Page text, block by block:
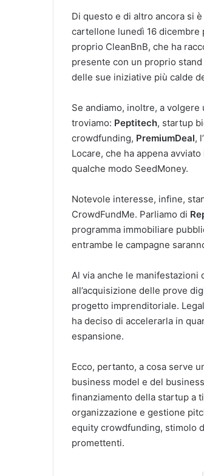
Di questo e di altro ancora si
cartellone lunedì 16 dicembre
proprio CleanBnB, che ha
presente con un proprio
delle sue iniziative più calde
Se andiamo, inoltre, a
troviamo: Peptitech, startup
crowdfunding, PremiumDeal,
Locare, che ha appena
qualche modo SeedMoney.
Notevole interesse, infine,
CrowdFundMe. Parliamo di
programma immobiliare
entrambe le campagne
Al via anche le manifestazioni
all’acquisizione delle prove
progetto imprenditoriale.
ha deciso di accelerarla in
espansione.
Ecco, pertanto, a cosa serve
business model e del
finanziamento della startup a
organizzazione e gestione
equity crowdfunding, stimolo
promettenti.